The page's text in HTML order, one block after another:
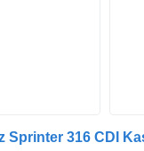
Sprinter 316 CDI